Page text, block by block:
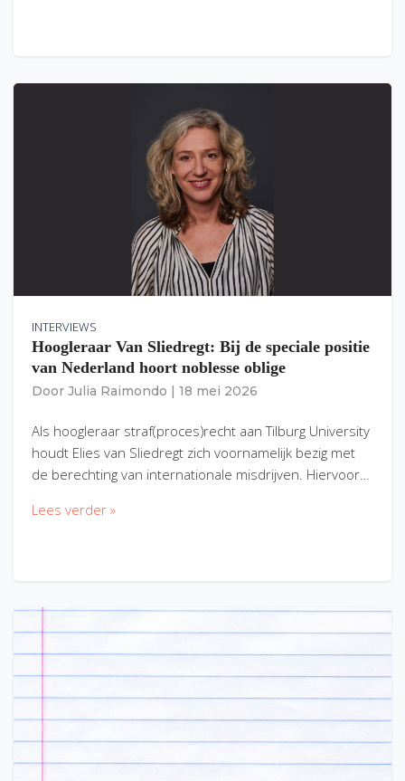
INTERVIEWS
Hoogleraar Van Sliedregt: Bij de speciale positie
van Nederland hoort noblesse oblige
Door Julia Raimondo 18 mei 2026
Als hoogleraar straf(proces)recht aan Tilburg University
houdt Elies van Sliedregt zich voornamelijk bezig met
de berechting van internationale misdrijven. Hiervoor…
Lees verder »